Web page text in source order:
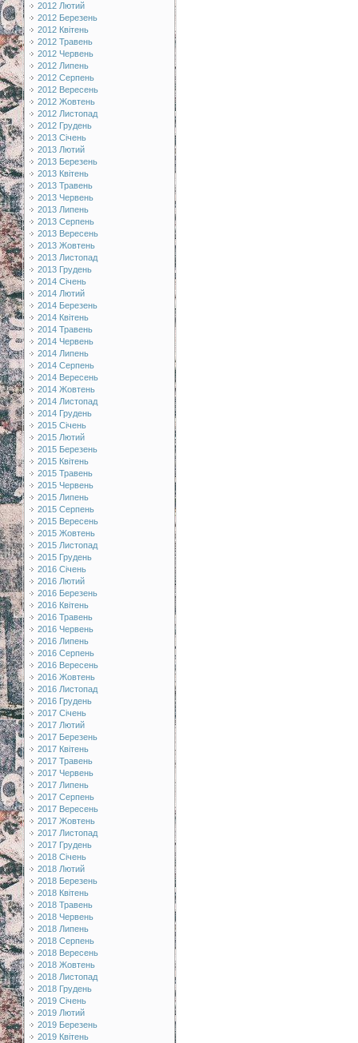
2012 Лютий
2012 Березень
2012 Квітень
2012 Травень
2012 Червень
2012 Липень
2012 Серпень
2012 Вересень
2012 Жовтень
2012 Листопад
2012 Грудень
2013 Січень
2013 Лютий
2013 Березень
2013 Квітень
2013 Травень
2013 Червень
2013 Липень
2013 Серпень
2013 Вересень
2013 Жовтень
2013 Листопад
2013 Грудень
2014 Січень
2014 Лютий
2014 Березень
2014 Квітень
2014 Травень
2014 Червень
2014 Липень
2014 Серпень
2014 Вересень
2014 Жовтень
2014 Листопад
2014 Грудень
2015 Січень
2015 Лютий
2015 Березень
2015 Квітень
2015 Травень
2015 Червень
2015 Липень
2015 Серпень
2015 Вересень
2015 Жовтень
2015 Листопад
2015 Грудень
2016 Січень
2016 Лютий
2016 Березень
2016 Квітень
2016 Травень
2016 Червень
2016 Липень
2016 Серпень
2016 Вересень
2016 Жовтень
2016 Листопад
2016 Грудень
2017 Січень
2017 Лютий
2017 Березень
2017 Квітень
2017 Травень
2017 Червень
2017 Липень
2017 Серпень
2017 Вересень
2017 Жовтень
2017 Листопад
2017 Грудень
2018 Січень
2018 Лютий
2018 Березень
2018 Квітень
2018 Травень
2018 Червень
2018 Липень
2018 Серпень
2018 Вересень
2018 Жовтень
2018 Листопад
2018 Грудень
2019 Січень
2019 Лютий
2019 Березень
2019 Квітень